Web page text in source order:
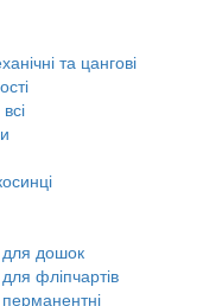
та цангові
дошок
фліпчартів